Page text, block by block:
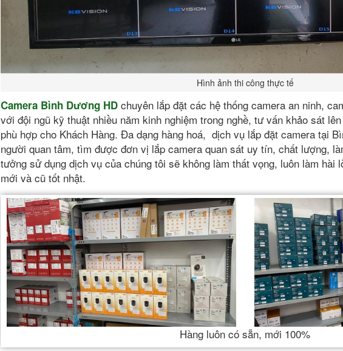
Hình ảnh thi công thực tế
Camera Bình Dương HD chuyên lắp đặt các hệ thống camera an ninh,
với đội ngũ kỹ thuật nhiều năm kinh nghiệm trong nghề, tư vấn khảo sát
phù hợp cho Khách Hàng. Đa dạng hàng hoá, dịch vụ lắp đặt camera tại
người quan tâm, tìm được đơn vị lắp camera quan sát uy tín, chất lượng,
tưởng sử dụng dịch vụ của chúng tôi sẽ không làm thất vọng, luôn làm hài
mới và cũ tốt nhật.
Hàng luôn có sẵn, mới 100%